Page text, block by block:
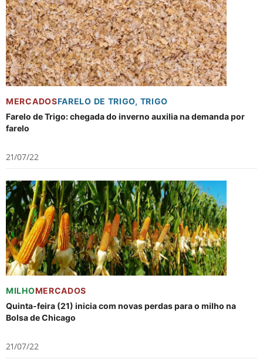
MERCADOSFARELO DE TRIGO, TRIGO
Farelo de Trigo: chegada do inverno auxilia na demanda por
farelo
21/07/22
MILHOMERCADOS
Quinta-feira (21) inicia com novas perdas para o milho na
Bolsa de Chicago
21/07/22